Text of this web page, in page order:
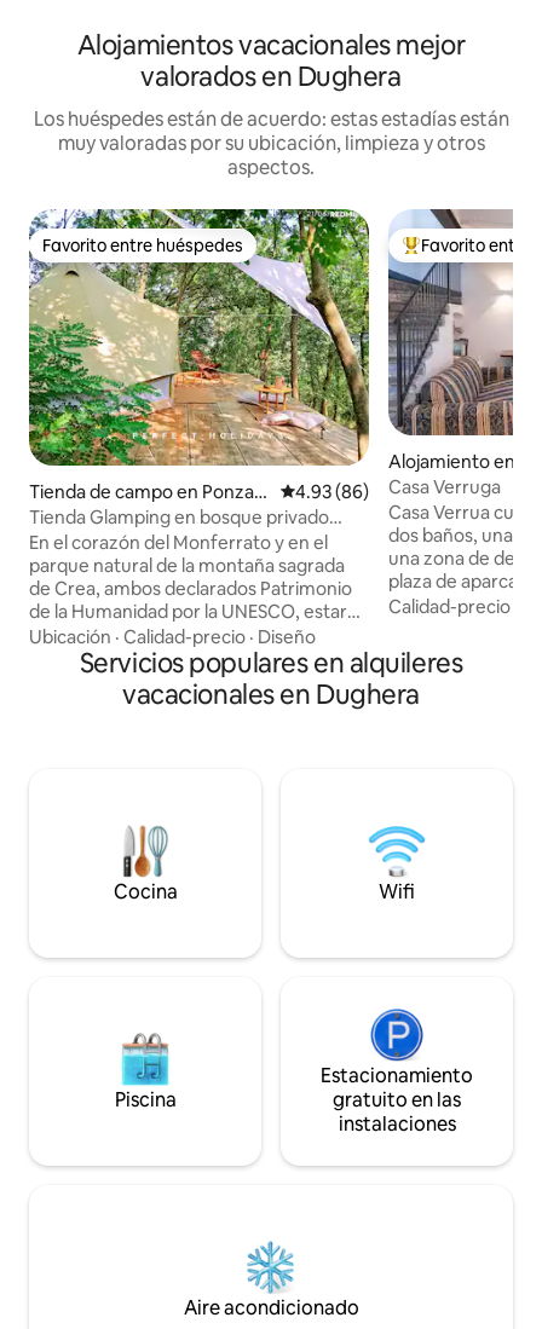
Alojamientos vacacionales mejor
valorados en Dughera
Los huéspedes están de acuerdo: estas estadías están
muy valoradas por su ubicación, limpieza y otros
aspectos.
Favorito entre huéspedes
Favorito entre huéspedes
Tienda de campo en Ponzan
o Monferrato
Calificación promedio: 4.93 de
4.93 (86)
Tienda Glamping en bosque privado
CIR00613500005
En el corazón del Monferrato y en el
parque natural de la montaña sagrada
de Crea, ambos declarados Patrimonio
de la Humanidad por la UNESCO, estarás
rodeado de viñedos y colinas. La tienda
de 16 metros cuadrados tiene todo lo
necesario para una estancia relajante,
colchón de espuma viscoelástica y
el sitio y vino, embutidos y degustación
de queso en la granja incluidos en la
Ubicación · Calidad-precio · Diseño
Favorito entre
Favorito entre
Alojamiento en
Casa Verruga
Casa Verrua
dos baños, una
una zona de
plaza de
carga para
otras dos
y Belavista. Las habitaciones tienen
vistas a dos
Calidad-precio
Servicios populares en alquileres
vacacionales en Dughera
Cocina Wifi
Piscina
Estacionamiento
gratuito en las
instalaciones
Aire acondicionado